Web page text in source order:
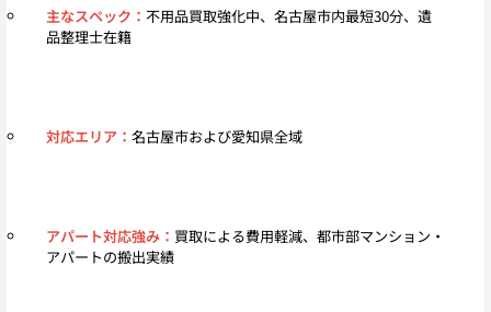
主なスペック： 不用品買取強化中、名古屋市内最短30分、遺
品整理士在籍
対応エリア： 名古屋市および愛知県全域
アパート対応強み： 買取による費用軽減、都市部マンション・
アパートの搬出実績